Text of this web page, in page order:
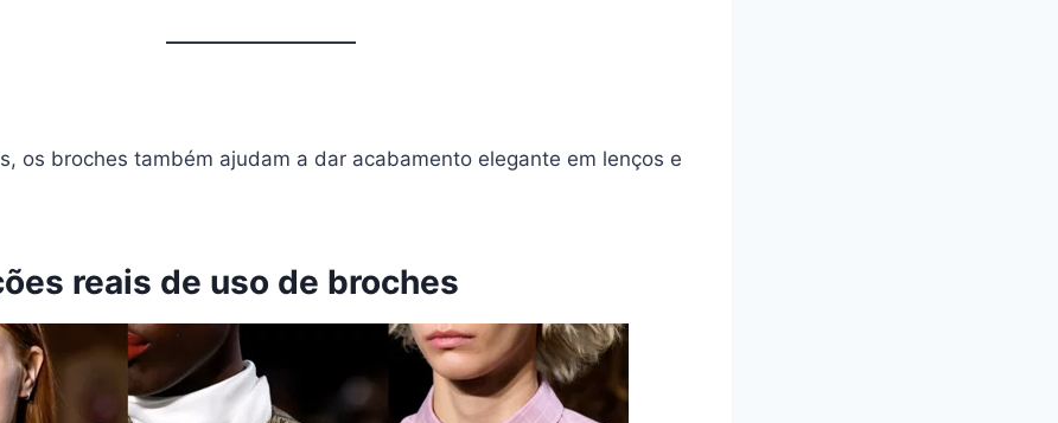
os broches também ajudam a dar acabamento elegante em lenços e
reais de uso de broches